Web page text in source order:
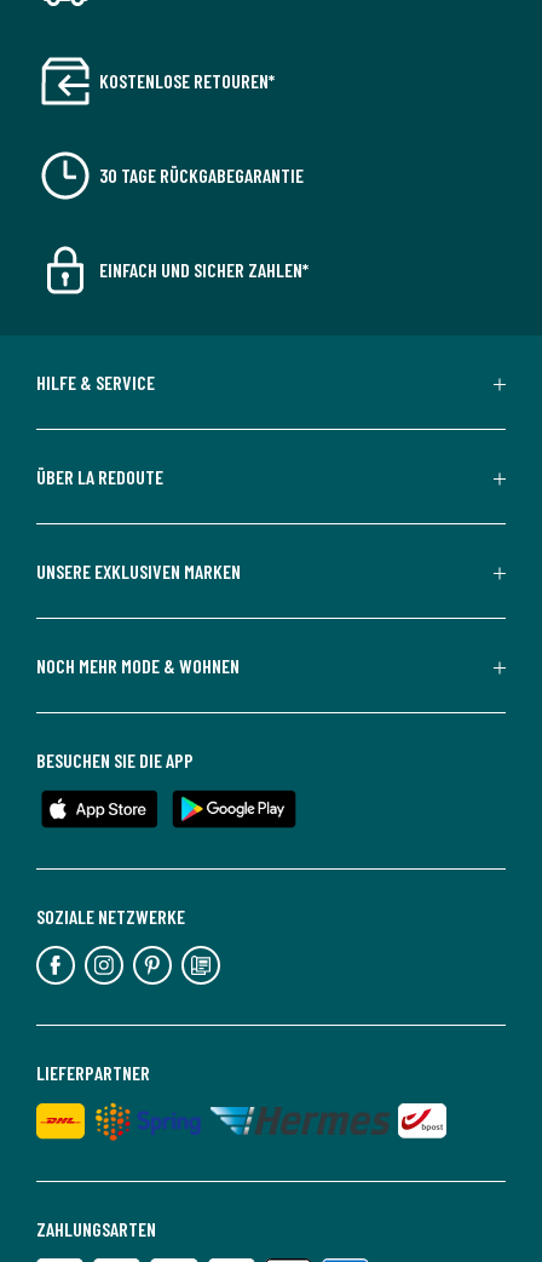
KOSTENLOSE RETOUREN*
30 TAGE RÜCKGABEGARANTIE
EINFACH UND SICHER ZAHLEN*
HILFE & SERVICE
ÜBER LA REDOUTE
UNSERE EXKLUSIVEN MARKEN
NOCH MEHR MODE & WOHNEN
ZAHLUNGSARTEN
LIEFERPARTNER
SOZIALE NETZWERKE
BESUCHEN SIE DIE APP